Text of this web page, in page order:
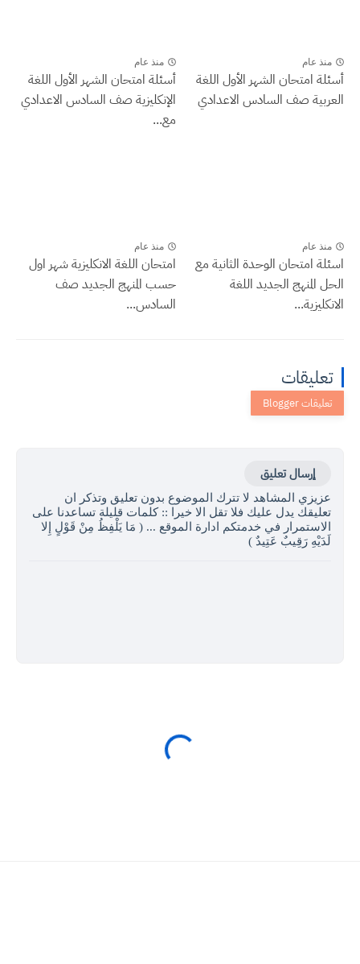
منذ عام
أسئلة امتحان الشهر الأول اللغة
العربية صف السادس الاعدادي
منذ عام
أسئلة امتحان الشهر الأول اللغة
الإنكليزية صف السادس الاعدادي
مع...
منذ عام
اسئلة امتحان الوحدة الثانية مع
الحل المنهج الجديد اللغة
الانكليزية...
منذ عام
امتحان اللغة الانكليزية شهر اول
حسب المنهج الجديد صف
السادس...
تعليقات
إرسال تعليق
عزيزي المشاهد لا تترك الموضوع بدون تعليق وتذكر ان
تعليقك يدل عليك فلا تقل الا خيرا :: كلمات قليلة تساعدنا على
الاستمرار في خدمتكم ادارة الموقع ... ( مَا يَلْفِظُ مِنْ قَوْلٍ إِلا
لَدَيْهِ رَقِيبٌ عَتِيدٌ )